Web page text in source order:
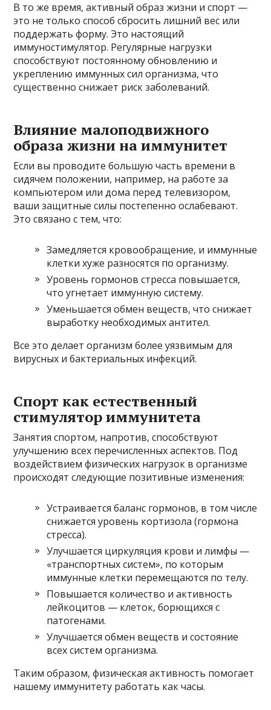
В то же время, активный образ жизни и спорт —
это не только способ сбросить лишний вес или
поддержать форму. Это настоящий
иммуностимулятор. Регулярные нагрузки
способствуют постоянному обновлению и
укреплению иммунных сил организма, что
существенно снижает риск заболеваний.
Влияние малоподвижного
образа жизни на иммунитет
Если вы проводите большую часть времени в
сидячем положении, например, на работе за
компьютером или дома перед телевизором,
ваши защитные силы постепенно ослабевают.
Это связано с тем, что:
Замедляется кровообращение, и иммунные
клетки хуже разносятся по организму.
Уровень гормонов стресса повышается,
что угнетает иммунную систему.
Уменьшается обмен веществ, что снижает
выработку необходимых антител.
Все это делает организм более уязвимым для
вирусных и бактериальных инфекций.
Спорт как естественный
стимулятор иммунитета
Занятия спортом, напротив, способствуют
улучшению всех перечисленных аспектов. Под
воздействием физических нагрузок в организме
происходят следующие позитивные изменения:
Устраивается баланс гормонов, в том числе
снижается уровень кортизола (гормона
стресса).
Улучшается циркуляция крови и лимфы —
«транспортных систем», по которым
иммунные клетки перемещаются по телу.
Повышается количество и активность
лейкоцитов — клеток, борющихся с
патогенами.
Улучшается обмен веществ и состояние
всех систем организма.
Таким образом, физическая активность помогает
нашему иммунитету работать как часы.